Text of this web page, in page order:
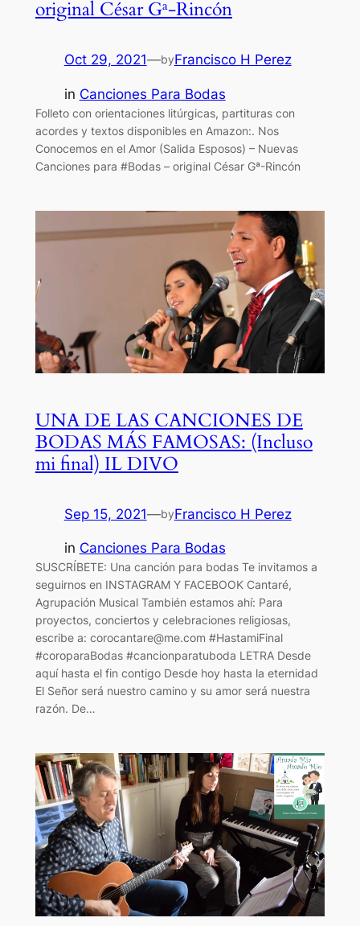
original César Gª-Rincón
Oct 29, 2021—byFrancisco H Perez
in Canciones Para Bodas
Folleto con orientaciones litúrgicas, partituras con
acordes y textos disponibles en Amazon:. Nos
Conocemos en el Amor (Salida Esposos) – Nuevas
Canciones para #Bodas – original César Gª-Rincón
UNA DE LAS CANCIONES DE
BODAS MÁS FAMOSAS: (Incluso
mi final) IL DIVO
Sep 15, 2021—byFrancisco H Perez
in Canciones Para Bodas
SUSCRÍBETE: Una canción para bodas Te invitamos a
seguirnos en INSTAGRAM Y FACEBOOK Cantaré,
Agrupación Musical También estamos ahí: Para
proyectos, conciertos y celebraciones religiosas,
escribe a: corocantare@me.com #HastamiFinal
#coroparaBodas #cancionparatuboda LETRA Desde
aquí hasta el fin contigo Desde hoy hasta la eternidad
El Señor será nuestro camino y su amor será nuestra
razón. De…